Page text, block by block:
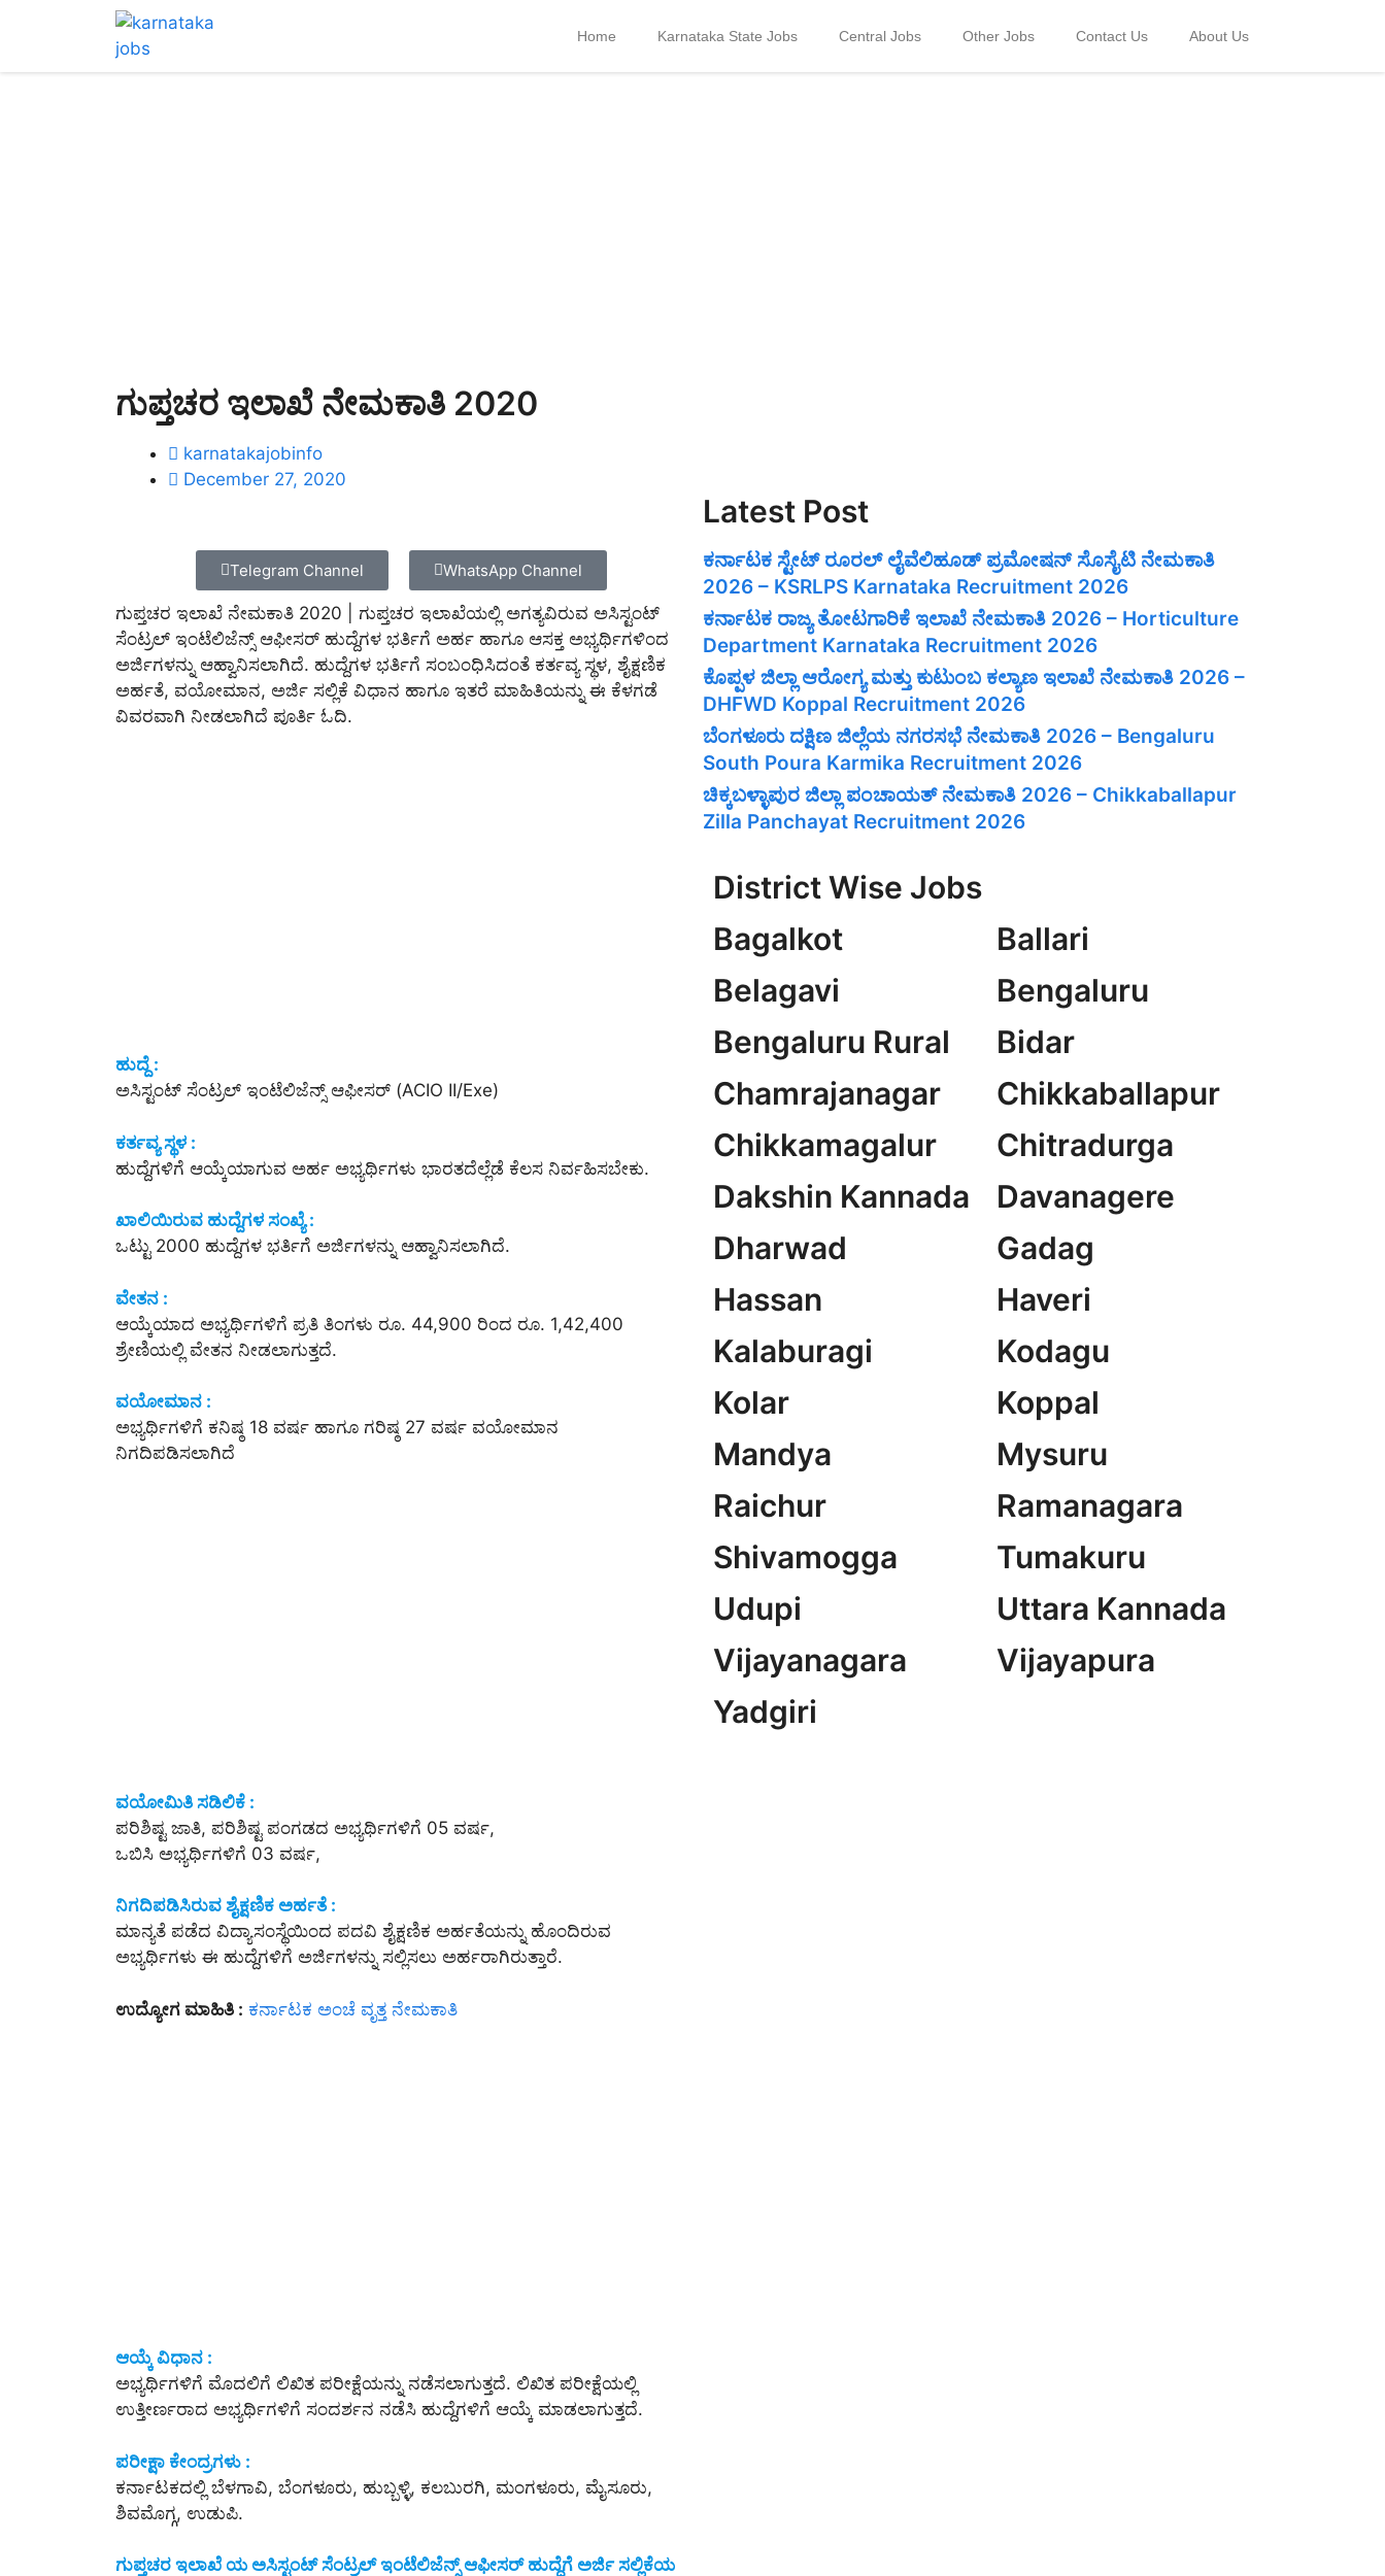
Home Karnataka State Jobs Central Jobs Other Jobs Contact Us About Us
ಗುಪ್ತಚರ ಇಲಾಖೆ ನೇಮಕಾತಿ 2020
karnatakajobinfo
December 27, 2020
Telegram Channel WhatsApp Channel
ಗುಪ್ತಚರ ಇಲಾಖೆ ನೇಮಕಾತಿ 2020 | ಗುಪ್ತಚರ ಇಲಾಖೆಯಲ್ಲಿ ಅಗತ್ಯವಿರುವ ಅಸಿಸ್ಟಂಟ್
ಸೆಂಟ್ರಲ್ ಇಂಟೆಲಿಜೆನ್ಸ್ ಆಫೀಸರ್ ಹುದ್ದೆಗಳ ಭರ್ತಿಗೆ ಅರ್ಹ ಹಾಗೂ ಆಸಕ್ತ ಅಭ್ಯರ್ಥಿಗಳಿಂದ
ಅರ್ಜಿಗಳನ್ನು ಆಹ್ವಾನಿಸಲಾಗಿದೆ. ಹುದ್ದೆಗಳ ಭರ್ತಿಗೆ ಸಂಬಂಧಿಸಿದಂತೆ ಕರ್ತವ್ಯ ಸ್ಥಳ, ಶೈಕ್ಷಣಿಕ
ಅರ್ಹತೆ, ವಯೋಮಾನ, ಅರ್ಜಿ ಸಲ್ಲಿಕೆ ವಿಧಾನ ಹಾಗೂ ಇತರೆ ಮಾಹಿತಿಯನ್ನು ಈ ಕೆಳಗಡೆ
ವಿವರವಾಗಿ ನೀಡಲಾಗಿದೆ ಪೂರ್ತಿ ಓದಿ.
ಹುದ್ದೆ :
ಅಸಿಸ್ಟಂಟ್ ಸೆಂಟ್ರಲ್ ಇಂಟೆಲಿಜೆನ್ಸ್ ಆಫೀಸರ್ (ACIO II/Exe)
ಕರ್ತವ್ಯ ಸ್ಥಳ :
ಹುದ್ದೆಗಳಿಗೆ ಆಯ್ಕೆಯಾಗುವ ಅರ್ಹ ಅಭ್ಯರ್ಥಿಗಳು ಭಾರತದೆಲ್ಲೆಡೆ ಕೆಲಸ ನಿರ್ವಹಿಸಬೇಕು.
ಖಾಲಿಯಿರುವ ಹುದ್ದೆಗಳ ಸಂಖ್ಯೆ :
ಒಟ್ಟು 2000 ಹುದ್ದೆಗಳ ಭರ್ತಿಗೆ ಅರ್ಜಿಗಳನ್ನು ಆಹ್ವಾನಿಸಲಾಗಿದೆ.
ವೇತನ :
ಆಯ್ಕೆಯಾದ ಅಭ್ಯರ್ಥಿಗಳಿಗೆ ಪ್ರತಿ ತಿಂಗಳು ರೂ. 44,900 ರಿಂದ ರೂ. 1,42,400
ಶ್ರೇಣಿಯಲ್ಲಿ ವೇತನ ನೀಡಲಾಗುತ್ತದೆ.
ವಯೋಮಾನ :
ಅಭ್ಯರ್ಥಿಗಳಿಗೆ ಕನಿಷ್ಠ 18 ವರ್ಷ ಹಾಗೂ ಗರಿಷ್ಠ 27 ವರ್ಷ ವಯೋಮಾನ
ನಿಗದಿಪಡಿಸಲಾಗಿದೆ
ವಯೋಮಿತಿ ಸಡಿಲಿಕೆ :
ಪರಿಶಿಷ್ಟ ಜಾತಿ, ಪರಿಶಿಷ್ಟ ಪಂಗಡದ ಅಭ್ಯರ್ಥಿಗಳಿಗೆ 05 ವರ್ಷ,
ಒಬಿಸಿ ಅಭ್ಯರ್ಥಿಗಳಿಗೆ 03 ವರ್ಷ,
ನಿಗದಿಪಡಿಸಿರುವ ಶೈಕ್ಷಣಿಕ ಅರ್ಹತೆ :
ಮಾನ್ಯತೆ ಪಡೆದ ವಿದ್ಯಾಸಂಸ್ಥೆಯಿಂದ ಪದವಿ ಶೈಕ್ಷಣಿಕ ಅರ್ಹತೆಯನ್ನು ಹೊಂದಿರುವ
ಅಭ್ಯರ್ಥಿಗಳು ಈ ಹುದ್ದೆಗಳಿಗೆ ಅರ್ಜಿಗಳನ್ನು ಸಲ್ಲಿಸಲು ಅರ್ಹರಾಗಿರುತ್ತಾರೆ.
ಉದ್ಯೋಗ ಮಾಹಿತಿ : ಕರ್ನಾಟಕ ಅಂಚೆ ವೃತ್ತ ನೇಮಕಾತಿ
ಆಯ್ಕೆ ವಿಧಾನ :
ಅಭ್ಯರ್ಥಿಗಳಿಗೆ ಮೊದಲಿಗೆ ಲಿಖಿತ ಪರೀಕ್ಷೆಯನ್ನು ನಡೆಸಲಾಗುತ್ತದೆ. ಲಿಖಿತ ಪರೀಕ್ಷೆಯಲ್ಲಿ
ಉತ್ತೀರ್ಣರಾದ ಅಭ್ಯರ್ಥಿಗಳಿಗೆ ಸಂದರ್ಶನ ನಡೆಸಿ ಹುದ್ದೆಗಳಿಗೆ ಆಯ್ಕೆ ಮಾಡಲಾಗುತ್ತದೆ.
ಪರೀಕ್ಷಾ ಕೇಂದ್ರಗಳು :
ಕರ್ನಾಟಕದಲ್ಲಿ ಬೆಳಗಾವಿ, ಬೆಂಗಳೂರು, ಹುಬ್ಬಳ್ಳಿ, ಕಲಬುರಗಿ, ಮಂಗಳೂರು, ಮೈಸೂರು,
ಶಿವಮೊಗ್ಗ, ಉಡುಪಿ.
ಗುಪ್ತಚರ ಇಲಾಖೆ ಯ ಅಸಿಸ್ಟಂಟ್ ಸೆಂಟ್ರಲ್ ಇಂಟೆಲಿಜೆನ್ಸ್ ಆಫೀಸರ್ ಹುದ್ದೆಗೆ ಅರ್ಜಿ ಸಲ್ಲಿಕೆಯ
Latest Post
ಕರ್ನಾಟಕ ಸ್ಟೇಟ್ ರೂರಲ್ ಲೈವೆಲಿಹೂಡ್ ಪ್ರಮೋಷನ್ ಸೊಸೈಟಿ ನೇಮಕಾತಿ
2026 – KSRLPS Karnataka Recruitment 2026
ಕರ್ನಾಟಕ ರಾಜ್ಯ ತೋಟಗಾರಿಕೆ ಇಲಾಖೆ ನೇಮಕಾತಿ 2026 – Horticulture
Department Karnataka Recruitment 2026
ಕೊಪ್ಪಳ ಜಿಲ್ಲಾ ಆರೋಗ್ಯ ಮತ್ತು ಕುಟುಂಬ ಕಲ್ಯಾಣ ಇಲಾಖೆ ನೇಮಕಾತಿ 2026 –
DHFWD Koppal Recruitment 2026
ಬೆಂಗಳೂರು ದಕ್ಷಿಣ ಜಿಲ್ಲೆಯ ನಗರಸಭೆ ನೇಮಕಾತಿ 2026 – Bengaluru
South Poura Karmika Recruitment 2026
ಚಿಕ್ಕಬಳ್ಳಾಪುರ ಜಿಲ್ಲಾ ಪಂಚಾಯತ್ ನೇಮಕಾತಿ 2026 – Chikkaballapur
Zilla Panchayat Recruitment 2026
District Wise Jobs
Bagalkot
Ballari
Belagavi
Bengaluru
Bengaluru Rural
Bidar
Chamrajanagar
Chikkaballapur
Chikkamagalur
Chitradurga
Dakshin Kannada
Davanagere
Dharwad
Gadag
Hassan
Haveri
Kalaburagi
Kodagu
Kolar
Koppal
Mandya
Mysuru
Raichur
Ramanagara
Shivamogga
Tumakuru
Udupi
Uttara Kannada
Vijayanagara
Vijayapura
Yadgiri